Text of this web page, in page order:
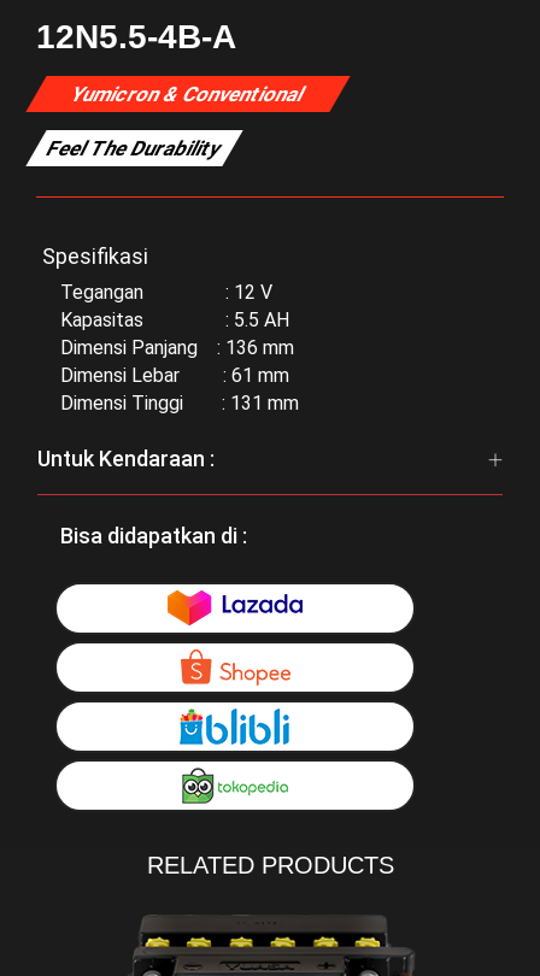
12N5.5-4B-A
Yumicron & Conventional
Feel The Durability
Spesifikasi
Tegangan : 12 V
Kapasitas : 5.5 AH
Dimensi Panjang : 136 mm
Dimensi Lebar : 61 mm
Dimensi Tinggi : 131 mm
Untuk Kendaraan :
Bisa didapatkan di :
RELATED PRODUCTS